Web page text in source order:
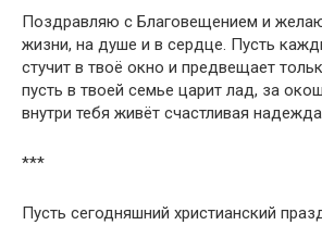
Поздравляю с Благовещением и
жизни, на душе и в сердце. Пусть
стучит в твоё окно и предвещает
пусть в твоей семье царит лад, за
внутри тебя живёт счастливая
***
Пусть сегодняшний христианский